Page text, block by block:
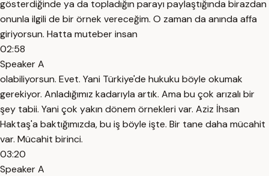
gösterdiğinde ya da topladığın parayı paylaştığında birazdan
onunla ilgili de bir örnek vereceğim. O zaman da anında affa
giriyorsun. Hatta muteber insan
02:58
Speaker A
olabiliyorsun. Evet. Yani Türkiye'de hukuku böyle okumak
gerekiyor. Anladığımız kadarıyla artık. Ama bu çok arızalı bir
şey tabii. Yani çok yakın dönem örnekleri var. Aziz İhsan
Haktaş'a baktığımızda, bu iş böyle işte. Bir tane daha mücahit
var. Mücahit birinci.
03:20
Speaker A